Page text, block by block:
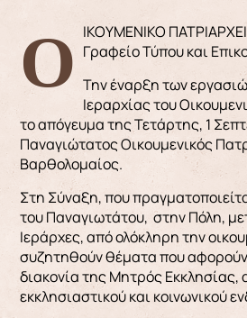
ΟΙΚΟΥΜΕΝΙΚΟ
Γραφείο Τύπου και
Την έναρξη των
Ιεραρχίας του
το απόγευμα της Τετάρτης, 1
Παναγιώτατος Οικουμενικός
Βαρθολομαίος.
Στη Σύναξη, που
του Παναγιωτάτου, στην Πόλη,
Ιεράρχες, από ολόκληρη την
συζητηθούν θέματα που
διακονία της Μητρός Εκκλησίας,
εκκλησιαστικού και κοινωνικού